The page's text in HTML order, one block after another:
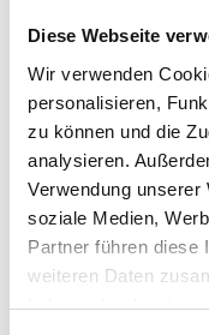
Diese Webseite
Wir verwenden
personalisieren,
zu können und die
analysieren.
Verwendung
soziale Medien,
Partner führen diese
weiteren Daten
haben oder die sie
EIN
IST
Keine Sorge, wir
werden das
Erkunden Sie in der
und